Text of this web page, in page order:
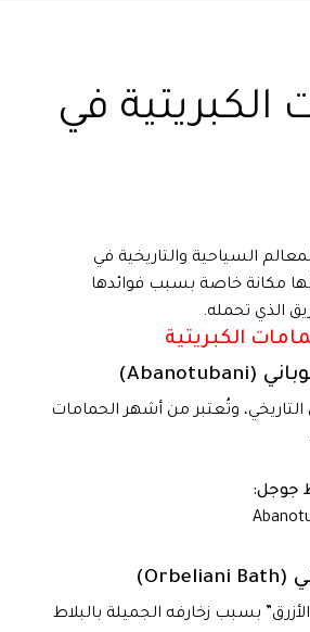
الكبريتية في
السياحية والتاريخية في
مكانة خاصة بسبب فوائدها
الذي تحمله.
الكبريتية
التاريخي، وتُعتبر من أشهر الحمامات
جوجل:
بسبب زخارفه الجميلة بالبلاط